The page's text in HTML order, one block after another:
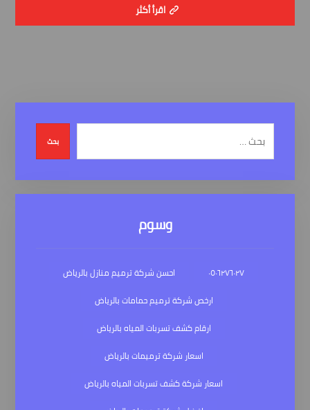
اقرأ أكثر
بحث
وسوم
٠٥٠٦٢٧٦٠٢٧
احسن شركة ترميم منازل بالرياض
ارخص شركة ترميم حمامات بالرياض
ارقام كشف تسربات المياه بالرياض
اسعار شركة ترميمات بالرياض
اسعار شركة كشف تسربات المياه بالرياض